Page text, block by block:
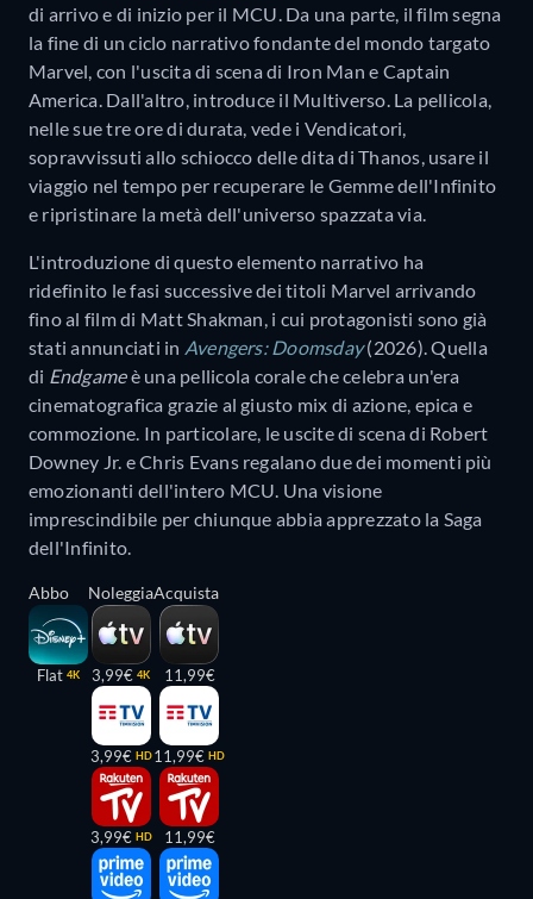
di arrivo e di inizio per il MCU. Da una parte, il film segna
la fine di un ciclo narrativo fondante del mondo targato
Marvel, con l'uscita di scena di Iron Man e Captain
America. Dall'altro, introduce il Multiverso. La pellicola,
nelle sue tre ore di durata, vede i Vendicatori,
sopravvissuti allo schiocco delle dita di Thanos, usare il
viaggio nel tempo per recuperare le Gemme dell'Infinito
e ripristinare la metà dell'universo spazzata via.
L'introduzione di questo elemento narrativo ha
ridefinito le fasi successive dei titoli Marvel arrivando
fino al film di Matt Shakman, i cui protagonisti sono già
stati annunciati in Avengers: Doomsday (2026). Quella
di Endgameè una pellicola corale che celebra un'era
cinematografica grazie al giusto mix di azione, epica e
commozione. In particolare, le uscite di scena di Robert
Downey Jr. e Chris Evans regalano due dei momenti più
emozionanti dell'intero MCU. Una visione
imprescindibile per chiunque abbia apprezzato la Saga
dell'Infinito.
Abbo
Flat 4K
Noleggia
3,99€ 4K
3,99€ HD
3,99€ HD
Acquista
11,99€
11,99€ HD
11,99€